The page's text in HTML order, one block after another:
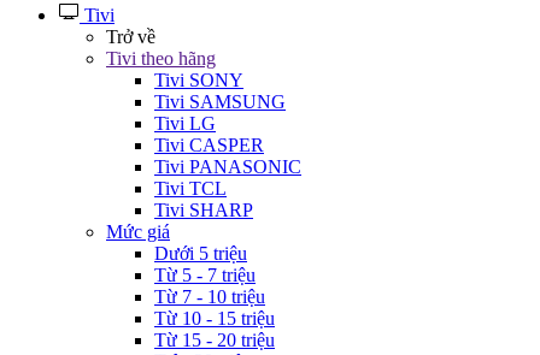
Tivi
Trở về
Tivi theo hãng
Tivi SONY
Tivi SAMSUNG
Tivi LG
Tivi CASPER
Tivi PANASONIC
Tivi TCL
Tivi SHARP
Mức giá
Dưới 5 triệu
Từ 5 - 7 triệu
Từ 7 - 10 triệu
Từ 10 - 15 triệu
Từ 15 - 20 triệu